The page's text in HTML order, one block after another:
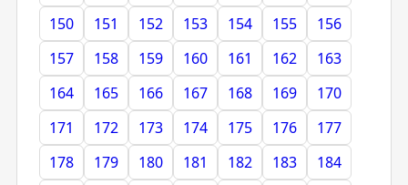
150
151 152 153 154 155
156
157
158 159 160 161 162
163
164
165 166 167 168 169
170
171
172 173 174 175 176
177
178
179 180 181 182 183
184